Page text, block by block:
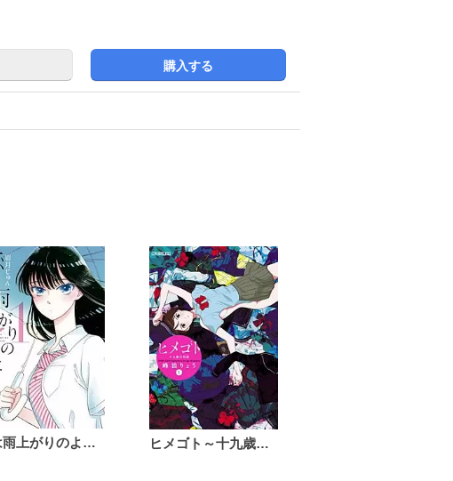
購入する
恋は雨上がりのように ヒメゴト～十九歳の制服～